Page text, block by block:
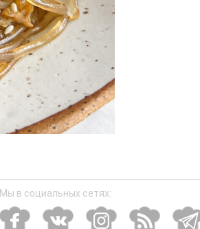
Мы в социальных сетях: